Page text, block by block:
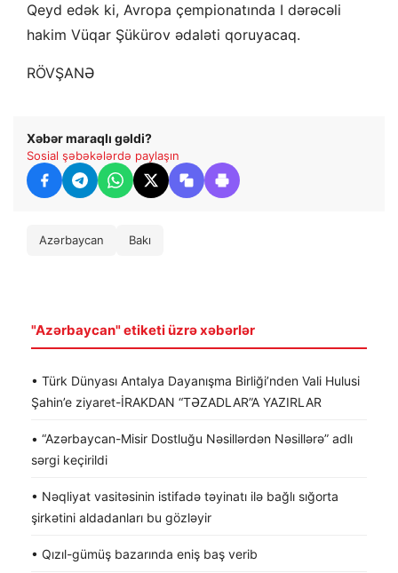
Qeyd edək ki, Avropa çempionatında I dərəcəli
hakim Vüqar Şükürov ədaləti qoruyacaq.
RÖVŞANƏ
Xəbər maraqlı gəldi?
Sosial şəbəkələrdə paylaşın
Azərbaycan Bakı
"Azərbaycan" etiketi üzrə xəbərlər
• Türk Dünyası Antalya Dayanışma Birliği’nden Vali Hulusi
Şahin’e ziyaret-İRAKDAN “TƏZADLAR”A YAZIRLAR
• “Azərbaycan-Misir Dostluğu Nəsillərdən Nəsillərə” adlı
sərgi keçirildi
• Nəqliyat vasitəsinin istifadə təyinatı ilə bağlı sığorta
şirkətini aldadanları bu gözləyir
• Qızıl-gümüş bazarında eniş baş verib